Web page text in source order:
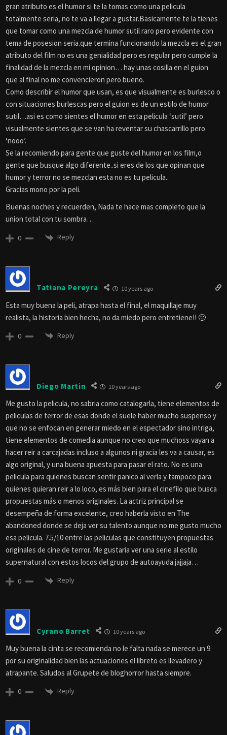
gran atributo es el humor si te la tomas como una pelicula
totalmente seria, no te va a llegar a gustar.Basicamente te la tienes
que tomar como una mezcla de humor sutil raro pero evidente con
tema de posesion seria.que termina funcionando la mezcla es el gran
atributo del film no es una genialidad pero es regular pero cumple la
finalidad de la mezcla en mi opinion… hay unas cosilla en el guion
que al final no me convencieron pero bueno.
Como describir el humor que usan, es que visualmente es burlesco o
con situaciones burlescas pero el guion es de un estilo de humor
sutil…asi es como sientes el humor en esta pelicula ‘sutil’ pero
visualmente sientes que se van ha reventar su chascarrillo pero
‘nooo’.
Se la recomiendo para gente que guste del humor en los film,o
gente que busque algo diferente..si eres de los que opinan que
humor y terror no se mezclan esta no es tu pelicula..
Gracias mono por la peli.
Buenas noches y recuerden, Nada te hace mas completo que la
union total con tu sombra…
0 Reply
Tatiana Pereyra 10 years ago
Esta muy buena la peli, atrapa hasta el final, el maquillaje muy
realista, la historia bien hecha, no da miedo pero entretiene!! 🙂
0 Reply
Diego Martin 10 years ago
Me gusto la pelicula, no sabria como catalogarla, tiene elementos de
peliculas de terror de esas donde el suele haber mucho suspenso y
que no se enfocan en generar miedo en el espectador sino intriga,
tiene elementos de comedia aunque no creo que muchoss vayan a
hacer reir a carcajadas incluso a algunos ni gracia les va a causar, es
algo original, y una buena apuesta para pasar el rato. No es una
pelicula para quienes buscan sentir panico al verla y tampoco para
quienes quieran reir a lo loco, es más bien para el cinefilo que busca
propuestas más o menos originales. La actriz principal se
desempeña de forma excelente, creo haberla visto en The
abandoned donde se deja ver su talento aunque no me gusto mucho
esa pelicula. 7.5/10 entre las peliculas que constituyen propuestas
originales de cine de terror. Me gustaria ver una serie al estilo
supernatural con estos locos del grupo de autoayuda jajjaja…
0 Reply
Cyrano Barret 10 years ago
Muy buena la cinta se recomienda no le falta nada se merece un 9
por su originalidad bien las actuaciones el libreto es llevadero y
atrapante. Saludos al Grupete de bloghorror hasta siempre.
0 Reply